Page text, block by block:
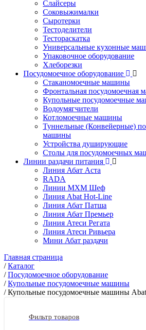
Слайсеры
Соковыжималки
Сыротерки
Тестоделители
Тестораскатка
Универсальные кухонные
Упаковочное оборудование
Хлеборезки
Посудомоечное оборудование
Стаканомоечные машины
Фронтальная посудомоечная
Купольные посудомоечные
Водоумягчители
Котломоечные машины
Туннельные (Конвейерные)
машины
Устройства душирующие
Столы для посудомоечных
Линии раздачи питания
Линия Абат Аста
RADA
Линии МХМ Шеф
Линия Abat Hot-Line
Линия Абат Патша
Линия Абат Премьер
Линия Атеси Регата
Линия Атеси Ривьера
Мини Абат раздачи
Главная страница
/Каталог
/Посудомоечное оборудование
/Купольные посудомоечные машины
/Купольные посудомоечные машины Abat
Фильтр товаров